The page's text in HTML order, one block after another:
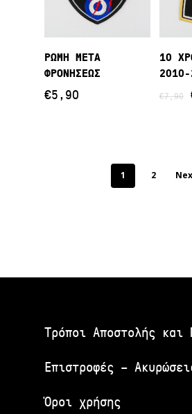
Προσθήκη Στο
Καλάθι
ΡΩΜΗ ΜΕΤΑ
ΦΡΟΝΗΣΕΩΣ
€5,90
10
2010-
€7,90
1 2
Τρόποι Αποστολής και
Επιστροφές –
Όροι χρήσης